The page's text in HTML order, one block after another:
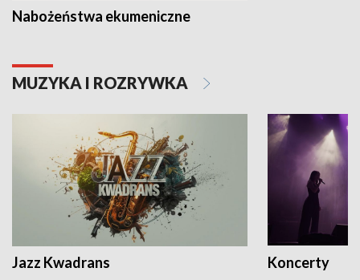
Nabożeństwa ekumeniczne
MUZYKA I ROZRYWKA
Jazz Kwadrans Koncerty